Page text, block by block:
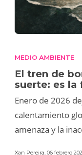
MEDIO AMBIENTE
El tren de
suerte: es
Enero de 2026
calentamiento
amenaza y la
Xan Pereira, 06 febrero